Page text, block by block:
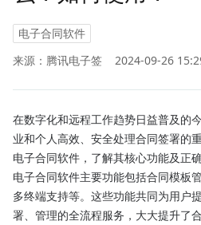
电子合同软件
来源：腾讯电子签
2024-09-26
在数字化和远程工作趋势日益普及的
业和个人高效、安全处理合同签署的
电子合同软件，了解其核心功能及正
电子合同软件主要功能包括合同模板
多终端支持等。这些功能共同为用户
署、管理的全流程服务，大大提升了